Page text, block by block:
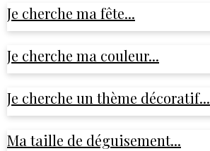
Je cherche ma fête...
Je cherche ma couleur...
Je cherche un thème décoratif...
Ma taille de déguisement...